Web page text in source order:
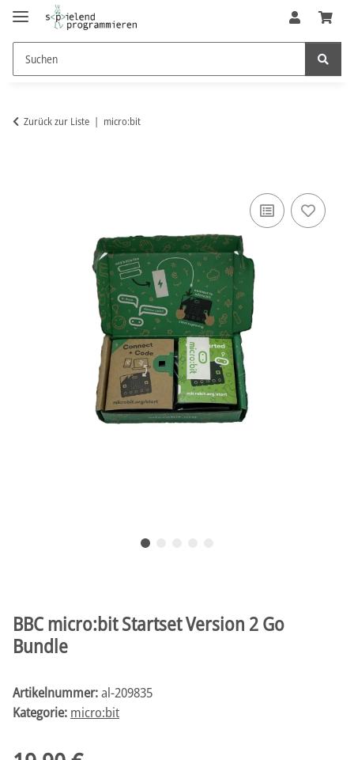
Zurück zur Liste micro:bit
BBC micro:bit Startset Version 2 Go
Bundle
Artikelnummer:al-209835
Kategorie: micro:bit